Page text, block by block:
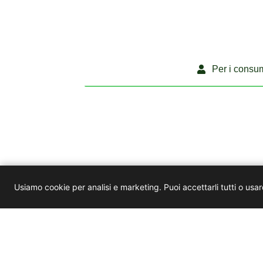
Per i
Iscriviti alla nostra
Ricevi
Usiamo cookie per analisi e marketing. Puoi accettarli tutti o